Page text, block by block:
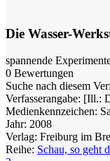
Die Wasser-
spannende
0 Bewertungen
Suche nach diesem
Verfasserangabe: [Ill.:
Medienkennzeichen:
Jahr: 2008
Verlag: Freiburg im
Reihe: Schau, so geht